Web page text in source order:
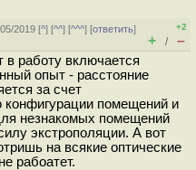
2019 [^] [^^] [^^^] [ответить]
+2
+ / –
в работу включается
опыт - расстояние
за счет
помещений и
незнакомых помещений
экстрополяции. А вот
на всякие оптические
рабоатет.